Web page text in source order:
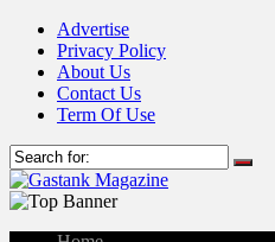
Advertise
Privacy Policy
About Us
Contact Us
Term Of Use